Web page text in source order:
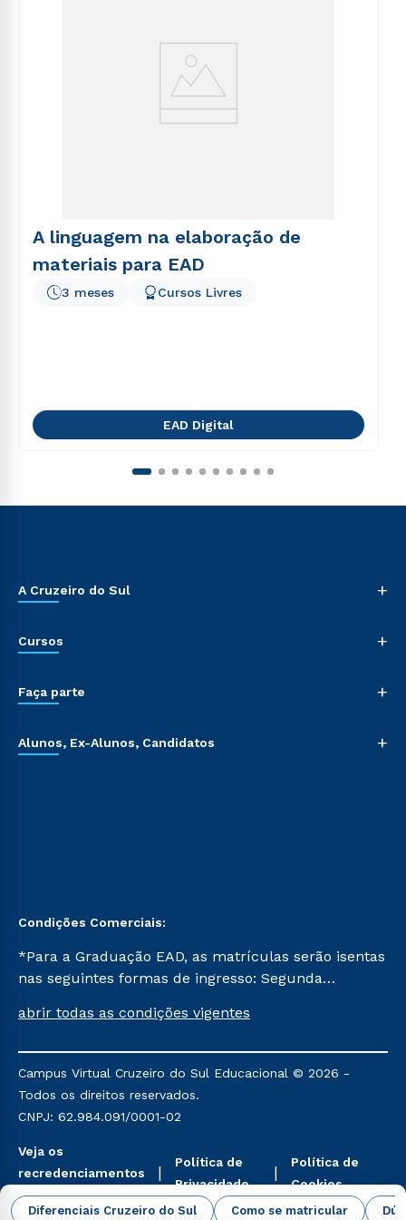
Diferenciais Cruzeiro do Sul Como se matricular
A linguagem na elaboração de
materiais para EAD
3 meses Cursos Livres
EAD Digital
A Cruzeiro do Sul +
Cursos +
Faça parte +
Alunos, Ex-Alunos, Candidatos +
Condições Comerciais:
*Para a Graduação EAD, as matrículas serão isentas
nas seguintes formas de ingresso: Segunda
Já para as demais, a taxa de matrícula será de R$
mencionadas são referentes aos cursos: Ensino
Religioso, Geografia para a Docência e Metodologia
do Ensino de História: Questões Atuais.
abrir todas as condições vigentes
Campus Virtual Cruzeiro do Sul Educacional © 2026 -
Todos os direitos reservados.
CNPJ: 62.984.091/0001-02
Veja os
recredenciamentos
aqui
Política de
Privacidade
Política de
Cookies